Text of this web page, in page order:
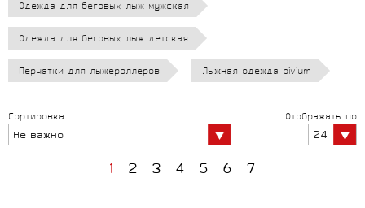
Одежда для беговых лыж мужская
Одежда для беговых лыж детская
Перчатки для лыжероллеров Лыжная одежда bivium
Сортировка
Не важно
Отображать по
24
1 2 3 4 5 6 7